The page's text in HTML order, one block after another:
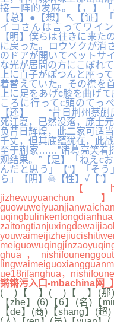
接一阵的发麻。【，】
【总】●【想】↖【证】
イコさんは言ってワイ
【明】僕らは往きに来た
に戻った。ロウソクが消
のドアが開いてベットサ
な光が居間の方にこぼれ
上に直子がぽつんと座っ
着替えていた。その襟を
上に足をあげc膝を曲げ
ころに行ってc頭のてっ
【还】 “昔日荆州蔡蒯
死江夏，已然没落，庞士
负昔日辉煌，此二家可适
千丈，但其底蕴犹在，此
至于蒯家……”诸葛亮笑着
观结果。”【是】「ねえc
んだと思う」【“】「そ
ら」【阴】☠【性】√【”】
【
jizhewuyuanchun
ghua，
ue18rifanghua，
锵锵污入口-mbachina网_】
( )【 】( )【 】(那)【
【zhe】(6)【6】(名)【
【de】(商)【shang】(超